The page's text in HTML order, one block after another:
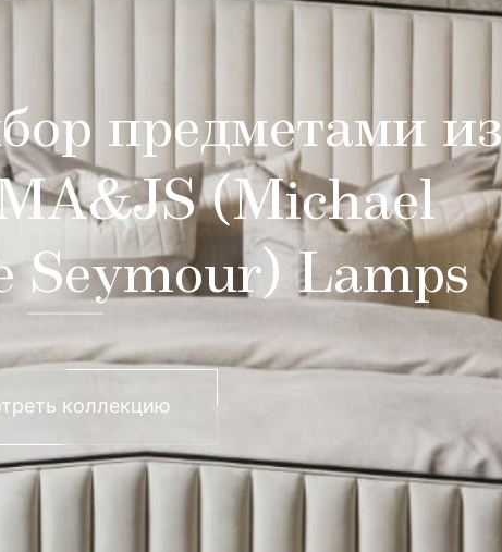
предметами из
(Michael
Seymour) Lamps
коллекцию